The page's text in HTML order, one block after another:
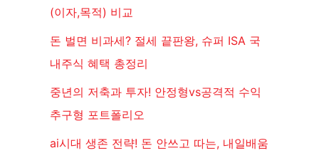
(이자,목적) 비교
돈 벌면 비과세? 절세 끝판왕, 슈퍼 ISA 국
내주식 혜택 총정리
중년의 저축과 투자! 안정형vs공격적 수익
추구형 포트폴리오
ai시대 생존 전략! 돈 안쓰고 따는, 내일배움